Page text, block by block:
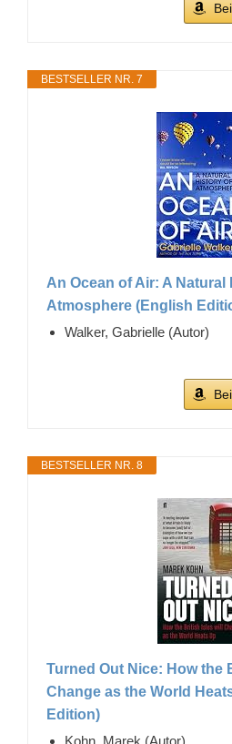
BESTSELLER NR. 7
An Ocean of Air: A
Atmosphere (English
Walker, Gabrielle (Autor)
BESTSELLER NR. 8
Turned Out Nice: How the
Change as the World
Edition)